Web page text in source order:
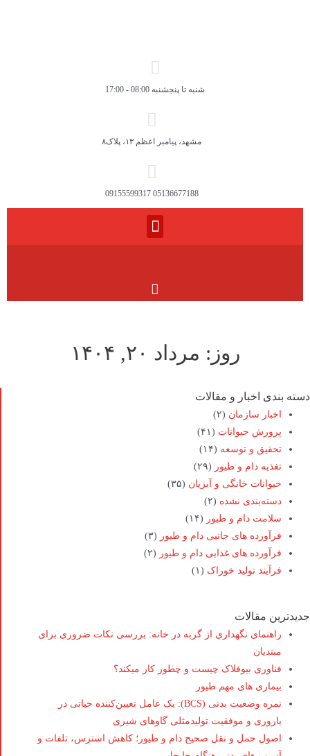
شنبه تا پنجشنبه 08:00 - 17:00
مشهد، پیامبر اعظم ۱۳، پلاک۸
05136677188 09155599317
روز: مرداد ۲۰, ۱۴۰۴
دسته بندی اخبار و مقالات
اخبار سازمان (۲)
پرورش حیوانات (۴۱)
تحقیق و توسعه (۱۴)
تغذیه دام و طیور (۲۹)
حیوانات خانگی و آبزیان (۳۵)
دسته‌بندی نشده (۲)
سلامت دام و طیور (۱۴)
فرآورده های جانبی دام و طیور (۳)
فرآورده های غذایی دام و طیور (۲)
فرآیند تولید خوراک (۱)
جدیدترین مقالات
راهنمای نگهداری از گربه در خانه: بررسی نکات ضروری برای
مبتدیان
فناوری بیوفلاک چیست و چطور کار میکند؟
بیماری های مهم طیور
نمره وضعیت بدنی (BCS): یک عامل تعیین‌کننده حیاتی در
باروری و موفقیت تولیدمثلی گاوهای شیری
اصول حمل و نقل صحیح دام و طیور؛ کاهش استرس، تلفات و